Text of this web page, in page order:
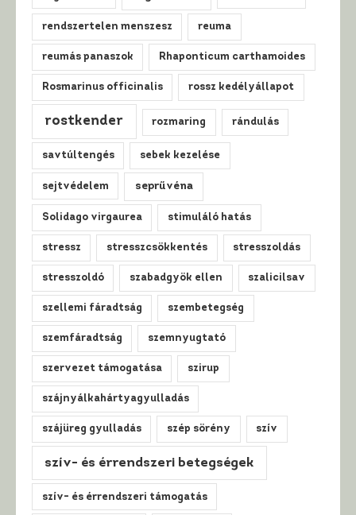
rendszertelen menszesz reuma
reumás panaszok Rhaponticum carthamoides
Rosmarinus officinalis rossz kedélyállapot
rostkender rozmaring rándulás
savtúltengés sebek kezelése
sejtvédelem seprűvéna
Solidago virgaurea stimuláló hatás
stressz stresszcsökkentés stresszoldás
stresszoldó szabadgyök ellen szalicilsav
szellemi fáradtság szembetegség
szemfáradtság szemnyugtató
szervezet támogatása szirup
szájnyálkahártyagyulladás
szájüreg gyulladás szép sörény szív
szív- és érrendszeri betegségek
szív- és érrendszeri támogatás